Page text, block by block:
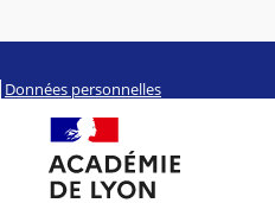
Données personnelles